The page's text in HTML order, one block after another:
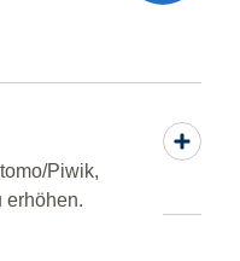
Piwik,
erhöhen.